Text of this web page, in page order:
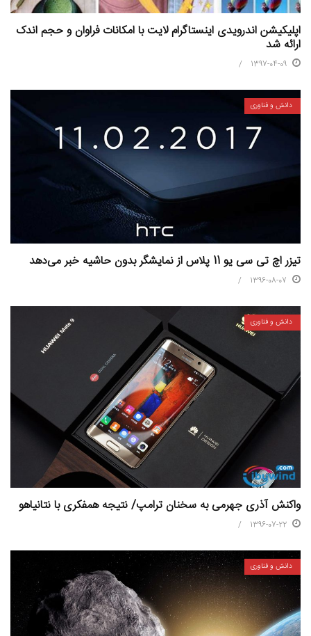
اپلیکیشن اندرویدی اینستاگرام لایت با امکانات فراوان و حجم اندک
ارائه شد
1397-04-09
دانش و فناوری
تیزر اچ تی سی یو 11 پلاس از نمایشگر بدون حاشیه خبر می‌دهد
1396-08-07
دانش و فناوری
واکنش آذری جهرمی به سخنان ترامپ/ نتیجه همفکری با نتانیاهو
1396-07-22
دانش و فناوری